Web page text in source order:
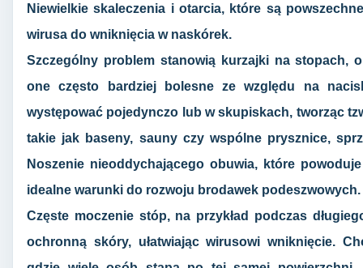
Niewielkie skaleczenia i otarcia, które są
wirusa do wniknięcia w naskórek.
Szczególny problem stanowią kurzajki na stopach,
one często bardziej bolesne ze względu na
występować pojedynczo lub w skupiskach, tworząc
takie jak baseny, sauny czy wspólne prysznice,
Noszenie nieoddychającego obuwia, które
idealne warunki do rozwoju brodawek podeszwowych.
Częste moczenie stóp, na przykład podczas
ochronną skóry, ułatwiając wirusowi wniknięcie.